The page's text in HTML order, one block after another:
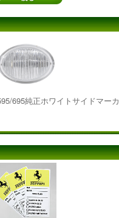
695純正ホワイトサイドマーカ